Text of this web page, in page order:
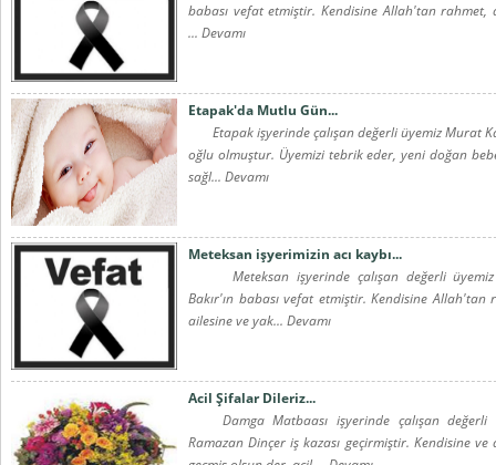
babası vefat etmiştir. Kendisine Allah'tan rahmet,
... Devamı
Etapak'da Mutlu Gün...
Etapak işyerinde çalışan değerli üyemiz Murat
oğlu olmuştur. Üyemizi tebrik eder, yeni doğan
sağl... Devamı
Meteksan işyerimizin acı kaybı...
Meteksan işyerinde çalışan değerli üyemiz
Bakır'ın babası vefat etmiştir. Kendisine Allah'tan
ailesine ve yak... Devamı
Acil Şifalar Dileriz...
Damga Matbaası işyerinde çalışan değerli
Ramazan Dinçer iş kazası geçirmiştir. Kendisine ve